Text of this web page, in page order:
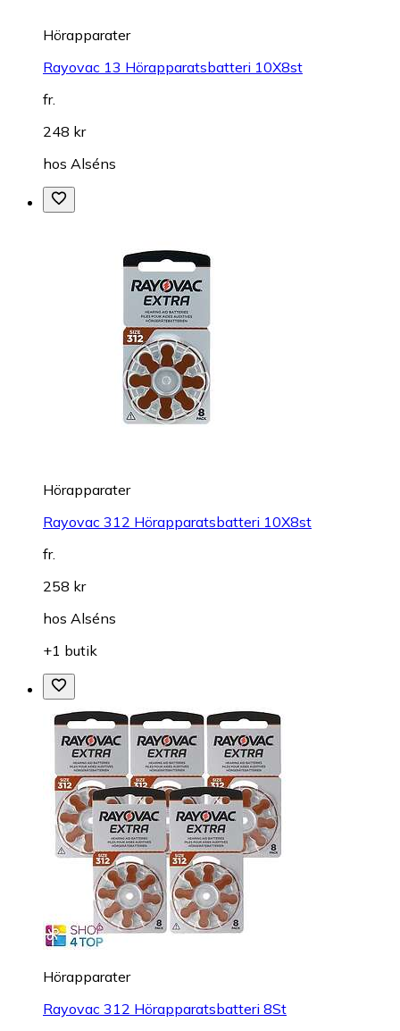
Hörapparater
Rayovac 13 Hörapparatsbatteri 10X8st
fr.
248 kr
hos Alséns
Hörapparater
Rayovac 312 Hörapparatsbatteri 10X8st
fr.
258 kr
hos Alséns
+1 butik
Hörapparater
Rayovac 312 Hörapparatsbatteri 8St